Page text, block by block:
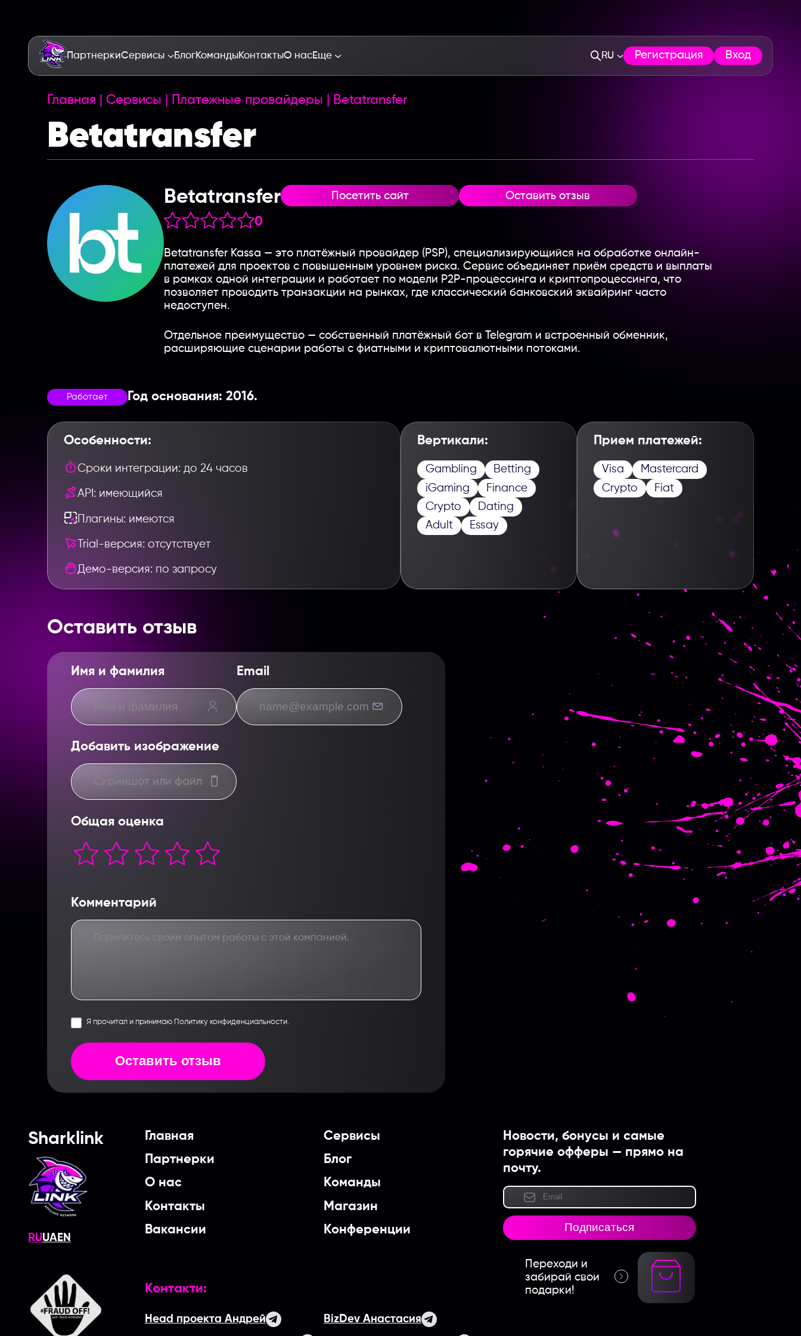
ПартнеркиСервисы БлогКомандыКонтактыО насЕще RU Регистрация Вход
Введите название партнерки, сервиса,команды и т.п.
Главная Сервисы Платежные провайдеры Betatransfer
Betatransfer
Betatransfer
0
Посетить сайт Оставить отзыв
Betatransfer Kassa — это платёжный провайдер (PSP), специализирующийся на обработке онлайн-
платежей для проектов с повышенным уровнем риска. Сервис объединяет приём средств и выплаты
в рамках одной интеграции и работает по модели P2P-процессинга и криптопроцессинга, что
позволяет проводить транзакции на рынках, где классический банковский эквайринг часто
недоступен.
Отдельное преимущество — собственный платёжный бот в Telegram и встроенный обменник,
расширяющие сценарии работы с фиатными и криптовалютными потоками.
Работает Год основания: 2016.
Особенности:
Сроки интеграции: до 24 часов
API: имеющийся
Плагины: имеются
Trial-версия: отсутствует
Демо-версия: по запросу
Вертикали:
Gambling
Betting
іGaming
Finance
Crypto
Dating
Adult
Essay
Прием платежей:
Visa
Mastercard
Crypto
Fiat
Оставить отзыв
Имя и фамилия Email
Добавить изображение
Скриншот или файл
Общая оценка
Комментарий
Я прочитал и принимаю Политику конфиденциальности.
Оставить отзыв
Sharklink
RUUAEN
Главная
Сервисы
Партнерки
Блог
О нас
Команды
Контакты
Магазин
Вакансии
Конференции
Контакти:
Head проекта Андрей BizDev Анастасия
Новости, бонусы и самые
горячие офферы — прямо на
почту.
Подписаться
Переходи и
забирай свои
подарки!